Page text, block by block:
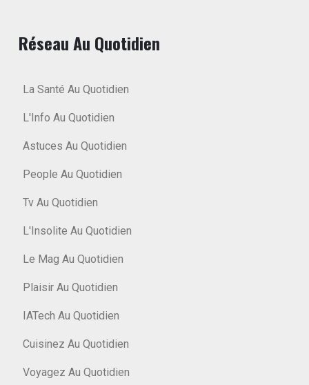
Réseau Au Quotidien
La Santé Au Quotidien
L'Info Au Quotidien
Astuces Au Quotidien
People Au Quotidien
Tv Au Quotidien
L'Insolite Au Quotidien
Le Mag Au Quotidien
Plaisir Au Quotidien
IATech Au Quotidien
Cuisinez Au Quotidien
Voyagez Au Quotidien